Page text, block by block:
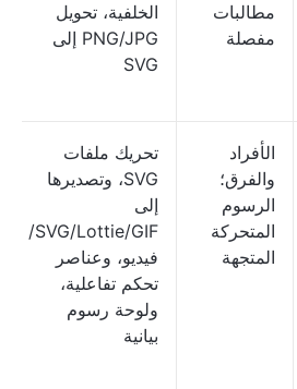
مطالبات
مفصلة
الخلفية، تحويل
PNG/JPG إلى
SVG
الأفراد
والفرق؛
الرسوم
المتحركة
المتجهة
تحريك ملفات
SVG، وتصديرها
إلى
SVG/Lottie/GIF/
فيديو، وعناصر
تحكم تفاعلية،
ولوحة رسوم
بيانية